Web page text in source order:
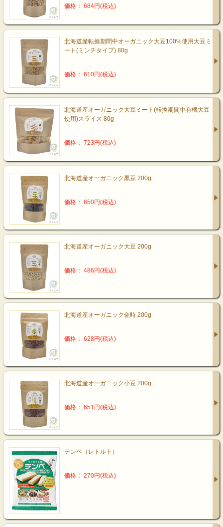
価格： 684円(税込)
北海道産転換期間中オーガニック大豆100%使用大豆ミ
ート(ミンチタイプ) 80g
価格： 610円(税込)
北海道産オーガニック大豆ミート(転換期間中有機大豆
使用)スライス 80g
価格： 723円(税込)
北海道産オーガニック黒豆 200g
価格： 650円(税込)
北海道産オーガニック大豆 200g
価格： 486円(税込)
北海道産オーガニック金時 200g
価格： 628円(税込)
北海道産オーガニック小豆 200g
価格： 651円(税込)
テンペ（レトルト）
価格： 270円(税込)